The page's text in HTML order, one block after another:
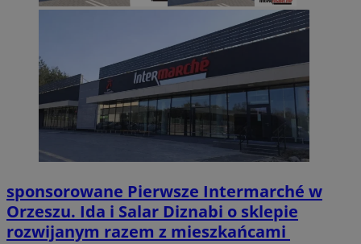
sponsorowane Pierwsze Intermarché w
Orzeszu. Ida i Salar Diznabi o sklepie
rozwijanym razem z mieszkańcami